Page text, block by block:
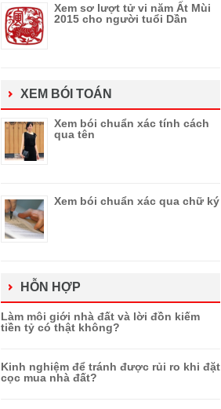
Xem sơ lượt tử vi năm Ất Mùi
2015 cho người tuổi Dần
XEM BÓI TOÁN
Xem bói chuẩn xác tính cách
qua tên
Xem bói chuẩn xác qua chữ ký
HỖN HỢP
Làm môi giới nhà đất và lời đồn kiếm
tiền tỷ có thật không?
Kinh nghiệm để tránh được rủi ro khi đặt
cọc mua nhà đất?